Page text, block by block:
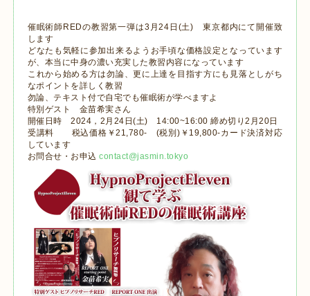
催眠術師REDの教習第一弾は3月24日(土) 東京都内にて開催致
します
どなたも気軽に参加出来るようお手頃な価格設定となっています
が、本当に中身の濃い充実した教習内容になっています
これから始める方は勿論、更に上達を目指す方にも見落としがち
なポイントを詳しく教習
勿論、テキスト付で自宅でも催眠術が学べますよ
特別ゲスト 金苗希実さん
開催日時 2024，2月24日(土) 14:00~16:00 締め切り2月20日
受講料 税込価格￥21,780- (税別)￥19,800-カード決済対応
しています
お問合せ・お申込contact@jasmin.tokyo